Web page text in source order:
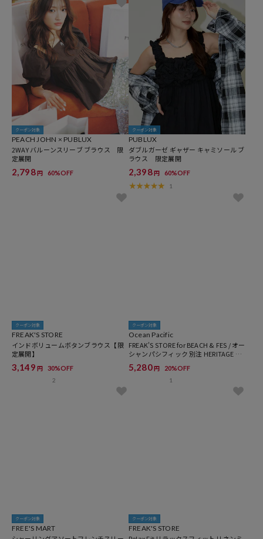
クーポン対象
PEACH JOHN × PUBLUX
2WAY バルーンスリーブ ブラウス 限
定展開
2,798円 60%OFF
クーポン対象
PUBLUX
ダブルガーゼ ギャザー キャミソール ブ
ラウス 限定展開
2,398円 60%OFF
1
クーポン対象
FREAK'S STORE
インドボリュームボタンブラウス【限
定展開】
3,149 円 30%OFF
2
クーポン対象
Ocean Pacific
FREAK'S STORE for BEACH & FES / オー
シャンパシフィック 別注 HERITAGE AL
OHA SHIRT
5,280 円 20%OFF
1
クーポン対象
FREE'S MART
クーポン対象
FREAK'S STORE